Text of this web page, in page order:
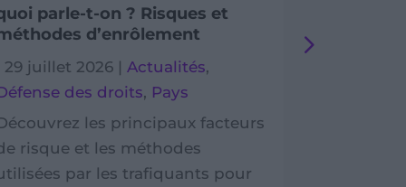
parle-t-on ? Risques et
d’enrôlement
29 juillet 2026 Actualités,
des droits, Pays
les principaux facteurs
risque et les méthodes
par les trafiquants pour